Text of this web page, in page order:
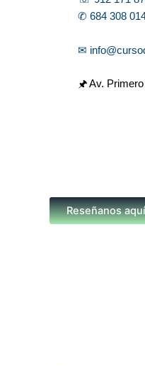
✆ 684 308
✉
🖈 Av.
Reseñanos aquí